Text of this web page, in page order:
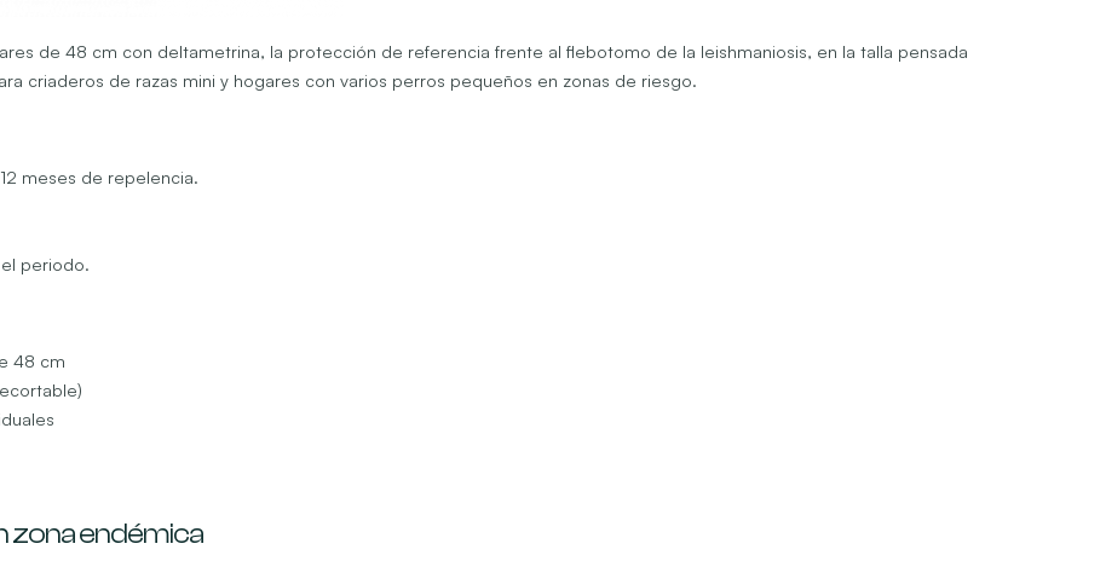
de 48 cm con deltametrina, la protección de referencia frente al flebotomo de la leishmaniosis, en la talla pensada
criaderos de razas mini y hogares con varios perros pequeños en zonas de riesgo.
meses de repelencia.
periodo.
48 cm
zona endémica